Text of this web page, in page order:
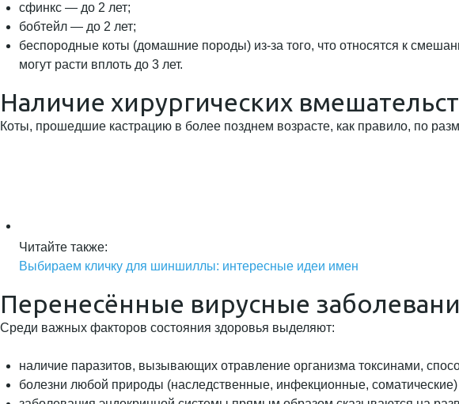
сфинкс — до 2 лет;
бобтейл — до 2 лет;
беспородные коты (домашние породы) из-за того, что относятся к
могут расти вплоть до 3 лет.
Наличие хирургических
Коты, прошедшие кастрацию в более позднем возрасте, как правило, по
Читайте также:
Выбираем кличку для шиншиллы: интересные идеи имен
Перенесённые вирусные
Среди важных факторов состояния здоровья выделяют:
наличие паразитов, вызывающих отравление организма токсинами,
болезни любой природы (наследственные, инфекционные,